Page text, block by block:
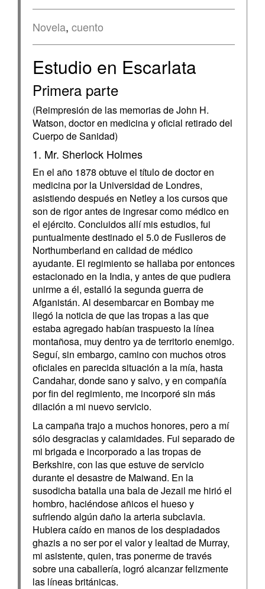
Novela, cuento
Estudio en Escarlata
Primera parte
(Reimpresión de las memorias de John H.
Watson, doctor en medicina y oficial retirado del
Cuerpo de Sanidad)
1. Mr. Sherlock Holmes
En el año 1878 obtuve el título de doctor en
medicina por la Universidad de Londres,
asistiendo después en Netley a los cursos que
son de rigor antes de ingresar como médico en
el ejército. Concluidos allí mis estudios, fui
puntualmente destinado el 5.0 de Fusileros de
Northumberland en calidad de médico
ayudante. El regimiento se hallaba por entonces
estacionado en la India, y antes de que pudiera
unirme a él, estalló la segunda guerra de
Afganistán. Al desembarcar en Bombay me
llegó la noticia de que las tropas a las que
estaba agregado habían traspuesto la línea
montañosa, muy dentro ya de territorio enemigo.
Seguí, sin embargo, camino con muchos otros
oficiales en parecida situación a la mía, hasta
Candahar, donde sano y salvo, y en compañía
por fin del regimiento, me incorporé sin más
dilación a mi nuevo servicio.
La campaña trajo a muchos honores, pero a mí
sólo desgracias y calamidades. Fui separado de
mi brigada e incorporado a las tropas de
Berkshire, con las que estuve de servicio
durante el desastre de Maiwand. En la
susodicha batalla una bala de Jezail me hirió el
hombro, haciéndose añicos el hueso y
sufriendo algún daño la arteria subclavia.
Hubiera caído en manos de los despiadados
ghazis a no ser por el valor y lealtad de Murray,
mi asistente, quien, tras ponerme de través
sobre una caballería, logró alcanzar felizmente
las líneas británicas.